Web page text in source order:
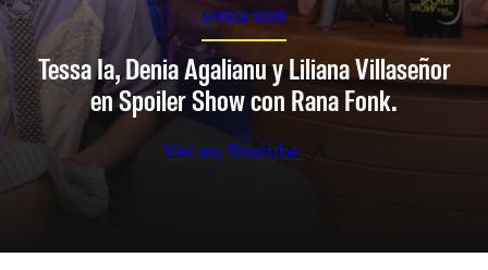
SPOILER SHOW
Tessa Ia, Denia Agalianu y Liliana Villaseñor
en Spoiler Show con Rana Fonk.
Ver en Youtube